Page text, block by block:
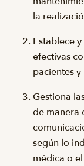
la
Establece
efectivas
pacientes
Gestiona
de manera
según lo
médica o